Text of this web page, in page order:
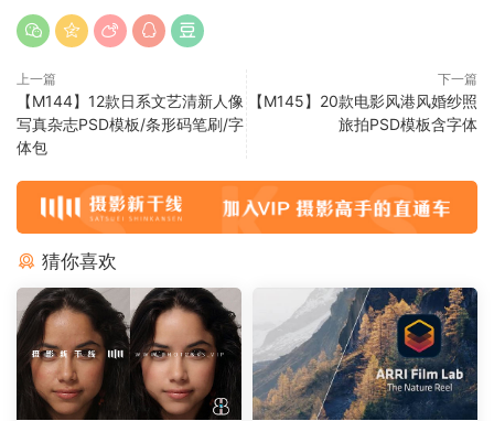
上一篇
【M144】12款日系文艺清新人像
写真杂志PSD模板/条形码笔刷/字
体包
下一篇
【M145】20款电影风港风婚纱照
旅拍PSD模板含字体
猜你喜欢